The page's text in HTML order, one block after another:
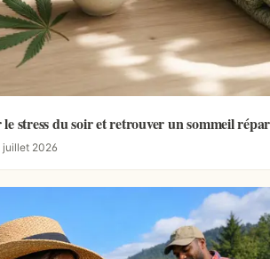
stress du soir et retrouver un sommeil
juillet 2026